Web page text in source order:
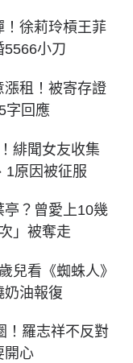
！徐莉玲槓王菲
小刀
漲租！被寄存證
字回應
緋聞女友收集
原因被征服
？曾愛上10幾
」被奪走
兒看《蜘蛛人》
油報復
！羅志祥不反對
開心